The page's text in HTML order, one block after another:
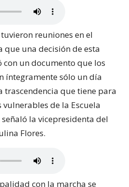
reuniones en el
una decisión de esta
con un documento que los
íntegramente sólo un día
trascendencia que tiene para
de la Escuela
señaló la vicepresidenta del
Flores.
con la marcha se